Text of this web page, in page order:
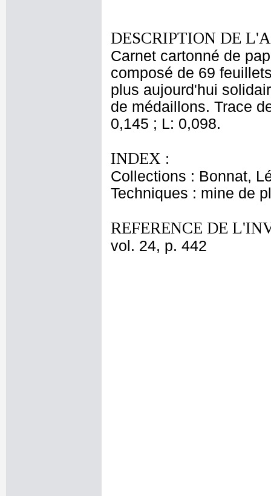
DESCRIPTION DE
Carnet cartonné de
composé de 69
plus aujourd'hui
de médaillons. Trace
0,145 ; L: 0,098.
INDEX :
Collections : Bonnat,
Techniques : mine de
REFERENCE DE
vol. 24, p. 442